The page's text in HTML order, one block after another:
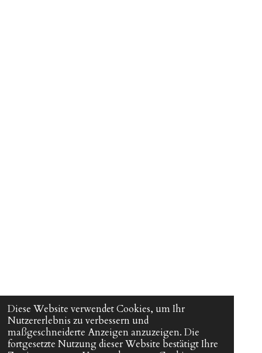
Diese Website verwendet Cookies, um Ihr
Nutzererlebnis zu verbessern und
maßgeschneiderte Anzeigen anzuzeigen. Die
fortgesetzte Nutzung dieser Website bestätigt Ihre